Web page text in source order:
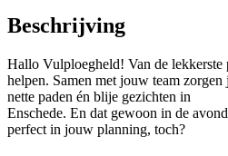
Beschrijving
Hallo Vulploegheld! Van de lekkerste
helpen. Samen met jouw team
nette paden én blije gezichten in
Enschede. En dat gewoon in de
perfect in jouw planning, toch?